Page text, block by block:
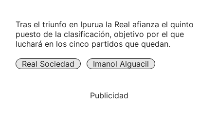
Carreras de montaña
Más deportes
Tras el triunfo en Ipurua la Real afianza el quinto
puesto de la clasificación, objetivo por el que
luchará en los cinco partidos que quedan.
Real Sociedad Imanol Alguacil
Publicidad